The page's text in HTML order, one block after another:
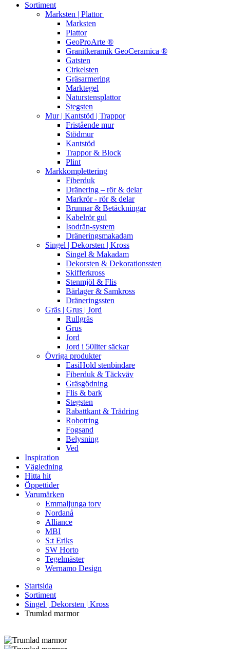
Sortiment
Marksten | Plattor
Marksten
Plattor
GeoProArte ®
Granitkeramik GeoCeramica ®
Gatsten
Cirkelsten
Gräsarmering
Marktegel
Naturstensplattor
Stegsten
Mur | Kantstöd | Trappor
Fristående mur
Stödmur
Kantstöd
Trappor & Block
Plint
Markkomplettering
Fiberduk
Dränering – rör & delar
Markrör - rör & delar
Brunnar & Betäckningar
Kabelrör gul
Isodrän-system
Dräneringsmakadam
Singel | Dekorsten | Kross
Singel & Makadam
Dekorsten & Dekorationssten
Skifferkross
Stenmjöl & Flis
Bärlager & Samkross
Dräneringssten
Gräs | Grus | Jord
Rullgräs
Grus
Jord
Jord i 50liter säckar
Övriga produkter
EasiHold stenbindare
Fiberduk & Täckväv
Gräsgödning
Flis & bark
Stegsten
Rabattkant & Trädring
Robotring
Fogsand
Belysning
Ved
Inspiration
Vägledning
Hitta hit
Öppettider
Varumärken
Emmaljunga torv
Nordanå
Alliance
MBI
S:t Eriks
SW Horto
Tegelmäster
Wernamo Design
Startsida
Sortiment
Singel | Dekorsten | Kross
Trumlad marmor